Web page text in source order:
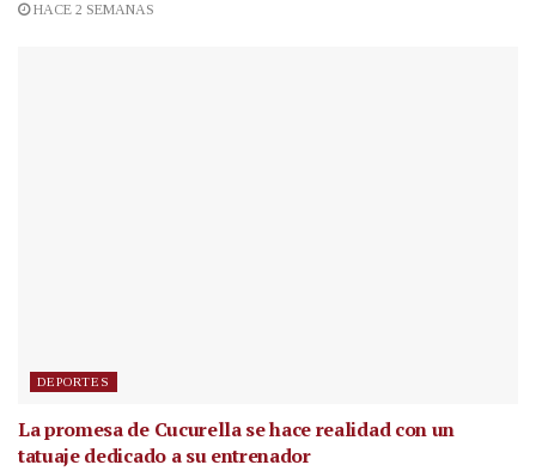
HACE 2 SEMANAS
DEPORTES
La promesa de Cucurella se hace realidad con un
tatuaje dedicado a su entrenador